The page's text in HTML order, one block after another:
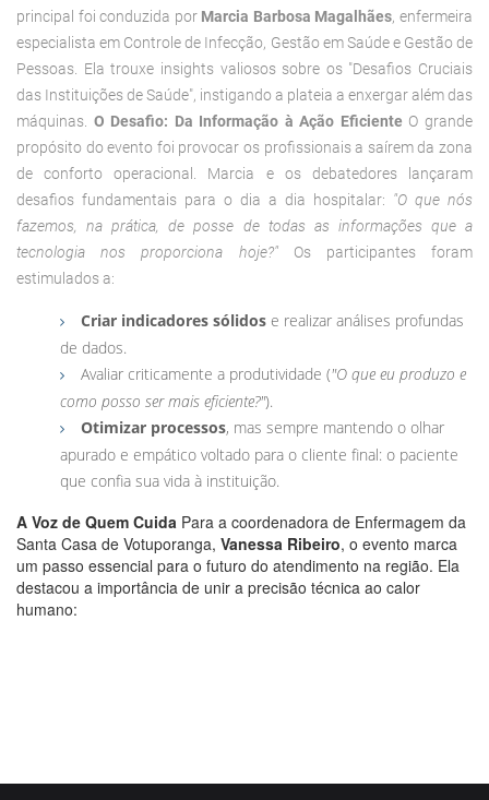
principal foi conduzida por Marcia Barbosa Magalhães, enfermeira
especialista em Controle de Infecção, Gestão em Saúde e Gestão de
Pessoas. Ela trouxe insights valiosos sobre os "Desafios Cruciais
das Instituições de Saúde", instigando a plateia a enxergar além das
máquinas. O Desafio: Da Informação à Ação Eficiente O grande
propósito do evento foi provocar os profissionais a saírem da zona
de conforto operacional. Marcia e os debatedores lançaram
desafios fundamentais para o dia a dia hospitalar: "O que nós
fazemos, na prática, de posse de todas as informações que a
tecnologia nos proporciona hoje?"Os participantes foram
estimulados a:
Criar indicadores sólidos e realizar análises profundas
de dados.
Avaliar criticamente a produtividade ("O que eu produzo e
como posso ser mais eficiente?").
Otimizar processos, mas sempre mantendo o olhar
apurado e empático voltado para o cliente final: o paciente
que confia sua vida à instituição.
A Voz de Quem Cuida Para a coordenadora de Enfermagem da
Santa Casa de Votuporanga, Vanessa Ribeiro, o evento marca
um passo essencial para o futuro do atendimento na região. Ela
destacou a importância de unir a precisão técnica ao calor
humano: